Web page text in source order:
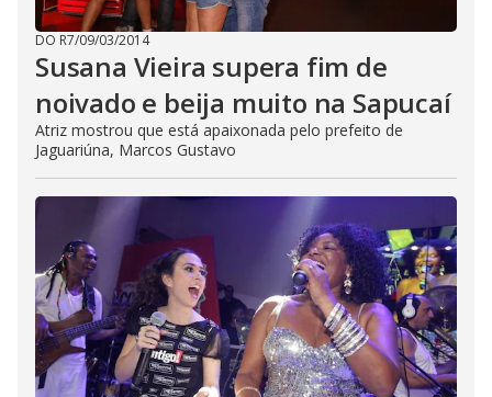
DO R7/09/03/2014
Susana Vieira supera fim de
noivado e beija muito na Sapucaí
Atriz mostrou que está apaixonada pelo prefeito de
Jaguariúna, Marcos Gustavo